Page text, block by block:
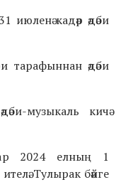
кадәр әдәби
әдәби
музыкаль кичә
2024 елның 1
Тулырак бәйге